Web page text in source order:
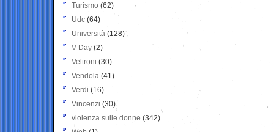
Turismo (62)
Udc (64)
Università (128)
V-Day (2)
Veltroni (30)
Vendola (41)
Verdi (16)
Vincenzi (30)
violenza sulle donne (342)